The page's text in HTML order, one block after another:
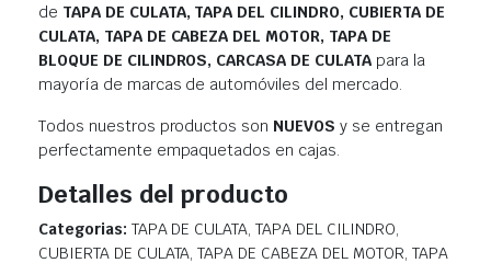
de TAPA DE CULATA, TAPA DEL CILINDRO, CUBIERTA DE
CULATA, TAPA DE CABEZA DEL MOTOR, TAPA DE
BLOQUE DE CILINDROS, CARCASA DE CULATApara la
mayoría de marcas de automóviles del mercado.
Todos nuestros productos son NUEVOS y se entregan
perfectamente empaquetados en cajas.
Detalles del producto
Categorias: TAPA DE CULATA, TAPA DEL CILINDRO,
CUBIERTA DE CULATA, TAPA DE CABEZA DEL MOTOR, TAPA